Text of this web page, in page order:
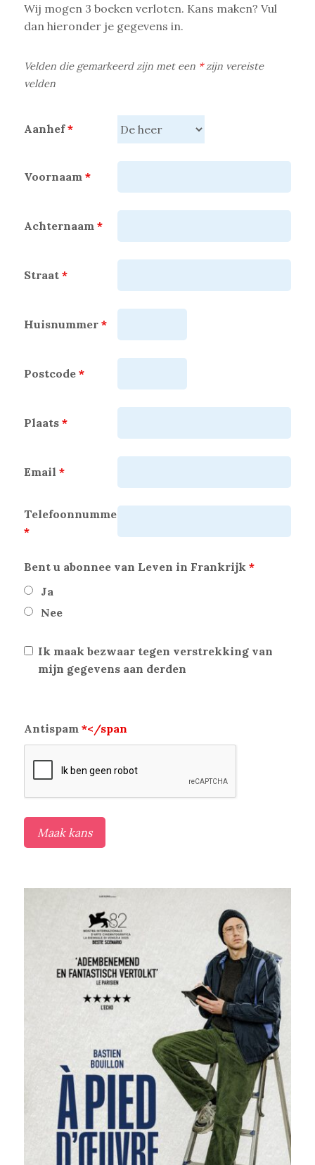
Wij mogen 3 boeken verloten. Kans maken? Vul
dan hieronder je gegevens in.
Velden die gemarkeerd zijn met een *zijn vereiste
velden
Aanhef*
Voornaam *
Achternaam *
Straat *
Huisnummer *
Postcode *
Plaats *
Email *
Telefoonnummer
*
Bent u abonnee van Leven in Frankrijk *
Ja
Nee
Ik maak bezwaar tegen verstrekking van
mijn gegevens aan derden
Antispam *</span